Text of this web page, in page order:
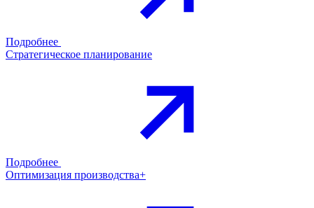
Подробнее
Стратегическое планирование
Подробнее
Оптимизация производства+